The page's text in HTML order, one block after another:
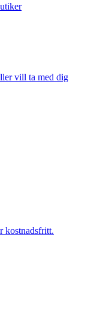
vill ta med dig
kostnadsfritt.